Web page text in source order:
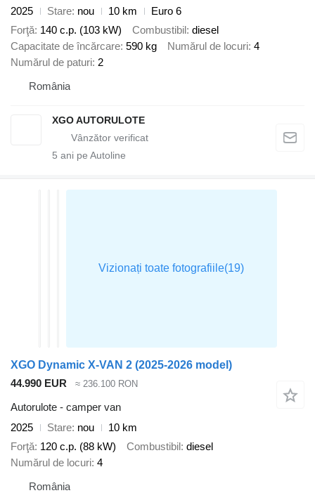
2025 Stare nou 10 km
Euro 6
Forţă 140 c.p. (103 kW) Combustibil diesel
Capacitate de încărcare 590 kg Numărul de locuri 4
Numărul de paturi 2
România
XGO AUTORULOTE
5 ani pe Autoline
XGO Dynamic X-VAN 2 (2025-2026 model)
44.990 EUR
≈ 236.100 RON
Autorulote - camper van
2025
Stare nou
10 km
Forţă 120 c.p. (88 kW) Combustibil diesel
Numărul de locuri 4
România